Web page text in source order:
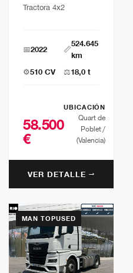
Tractora 4x2
📅2022 📏
524.645
km
⚙️510 CV ⚖️18,0 t
58.500
€
UBICACIÓN
Quart de
Poblet /
(Valencia)
VER DETALLE →
MAN TOPUSED